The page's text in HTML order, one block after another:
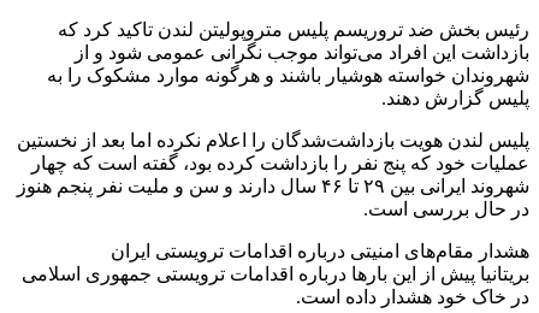
رئیس بخش ضد تروریسم پلیس متروپولیتن لندن تاکید کرد که
بازداشت این افراد می‌تواند موجب نگرانی عمومی شود و از
شهروندان خواسته هوشیار باشند و هرگونه موارد مشکوک را به
پلیس گزارش دهند.
پلیس لندن هویت بازداشت‌شدگان را اعلام نکرده اما بعد از نخستین
عملیات خود که پنج نفر را بازداشت کرده بود، گفته است که چهار
شهروند ایرانی بین ۲۹ تا ۴۶ سال دارند و سن و ملیت نفر پنجم هنوز
در حال بررسی است.
هشدار مقام‌های امنیتی درباره اقدامات ترویستی ایران
بریتانیا پیش از این بارها درباره اقدامات ترویستی جمهوری اسلامی
در خاک خود هشدار داده است.